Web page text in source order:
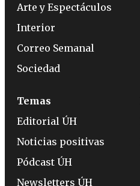
Arte y Espectáculos
Interior
Correo Semanal
Sociedad
Temas
Editorial ÚH
Noticias positivas
Pódcast ÚH
Newsletters ÚH